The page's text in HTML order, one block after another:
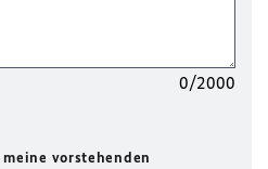
0/2000
vorstehenden